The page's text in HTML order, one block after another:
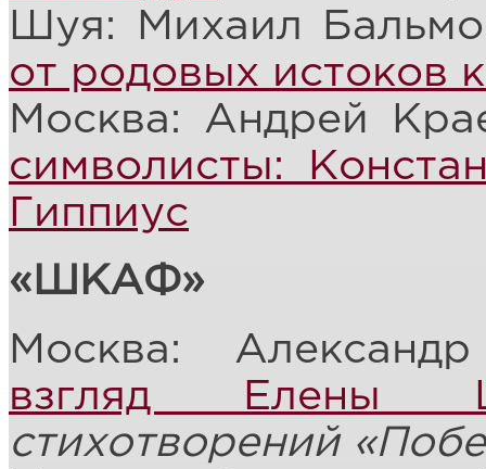
Шуя: Михаил
от родовых истоков
Москва: Андрей
символисты:
Гиппиус
«ШКАФ»
Москва:
взгляд Елены
стихотворений